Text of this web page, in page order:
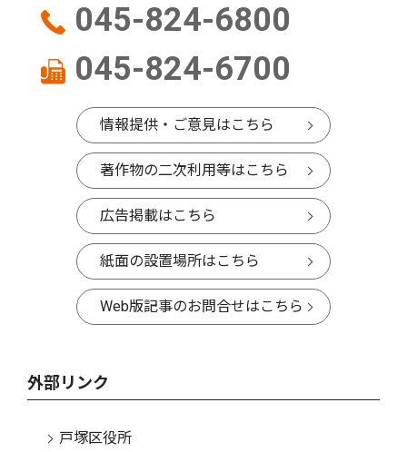
045-824-6800
045-824-6700
情報提供・ご意見はこちら
著作物の二次利用等はこちら
広告掲載はこちら
紙面の設置場所はこちら
Web版記事のお問合せはこちら
外部リンク
戸塚区役所